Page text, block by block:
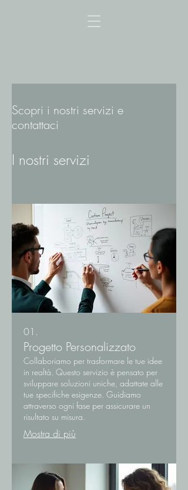
Scopri i nostri servizi e
contattaci
I nostri servizi
01.
Progetto Personalizzato
Collaboriamo per trasformare le tue idee
in realtà. Questo servizio è pensato per
sviluppare soluzioni uniche, adattate alle
tue specifiche esigenze. Guidiamo
attraverso ogni fase per assicurare un
risultato su misura.
Mostra di più